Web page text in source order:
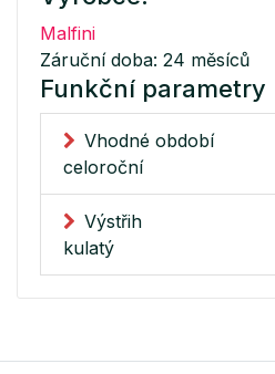
Malfini
Záruční doba: 24 měsíců
Funkční parametry
Vhodné období
celoroční
Výstřih
kulatý